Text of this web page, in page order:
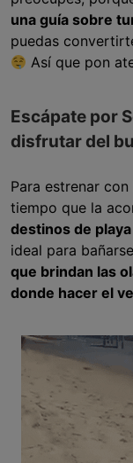
una guía sobre
puedas
Así que pon
Escápate por
disfrutar del
Para estrenar
tiempo que la
destinos de playa
ideal para
que brindan las
donde hacer el